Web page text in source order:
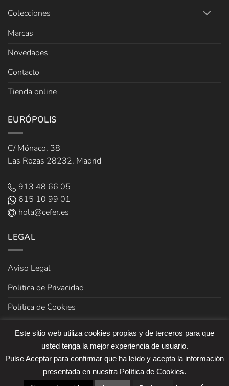
Colecciones
Marcas
Novedades
Contacto
Tienda online
EURÓPOLIS
C/ Mónaco, 38
Las Rozas 28232, Madrid
913 48 66 05
615 10 99 01
hola@cefer.es
LEGAL
Aviso Legal
Politica de Privacidad
Politica de Cookies
Este sitio web utiliza cookies propias y de terceros para que
usted tenga la mejor experiencia de usuario.
Pulse Aceptar para confirmar que ha leído y acepta la información
presentada en nuestra Política de Cookies.